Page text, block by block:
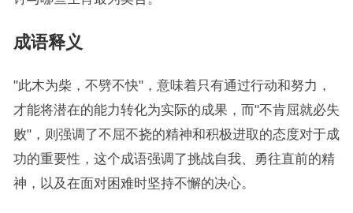
成语释义
"此木为柴，不劈不快"，意味着只有通过行动和努力，
才能将潜在的能力转化为实际的成果，而"不肯屈就必失
败"，则强调了不屈不挠的精神和积极进取的态度对于成
功的重要性，这个成语强调了挑战自我、勇往直前的精
神，以及在面对困难时坚持不懈的决心。